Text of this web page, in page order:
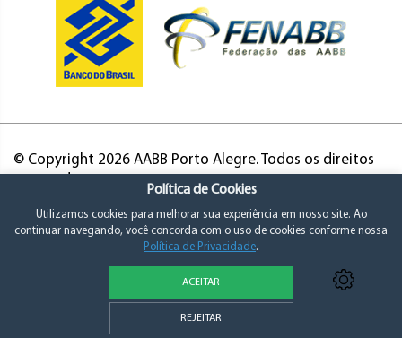
© Copyright 2026 AABB Porto Alegre. Todos os direitos
Política de Privacidade e Consentimento
Política de Cookies
Utilizamos cookies para melhorar sua experiência em nosso site. Ao
continuar navegando, você concorda com o uso de cookies conforme nossa
Política de Privacidade.
ACEITAR
REJEITAR